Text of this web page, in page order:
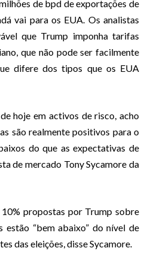
de bpd de exportações de
vai para os EUA. Os analistas
que Trump imponha tarifas
que não pode ser facilmente
difere dos tipos que os EUA
hoje em activos de risco, acho
são realmente positivos para o
do que as expectativas de
de mercado Tony Sycamore da
propostas por Trump sobre
estão “bem abaixo” do nível de
das eleições, disse Sycamore.